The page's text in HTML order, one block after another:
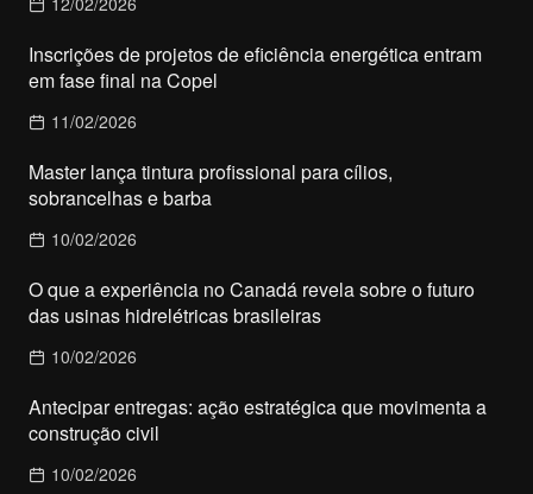
Inscrições de projetos de eficiência energética entram
em fase final na Copel
11/02/2026
Master lança tintura profissional para cílios,
sobrancelhas e barba
10/02/2026
O que a experiência no Canadá revela sobre o futuro
das usinas hidrelétricas brasileiras
10/02/2026
Antecipar entregas: ação estratégica que movimenta a
construção civil
10/02/2026